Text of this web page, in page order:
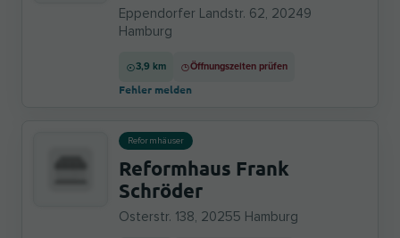
Eppendorfer Landstr. 62, 20249
Hamburg
3,9 km Öffnungszeiten prüfen
Fehler melden
Reformhäuser
Reformhaus Frank
Schröder
Osterstr. 138, 20255 Hamburg